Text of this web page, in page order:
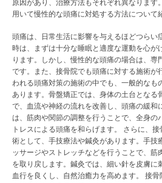
原因があり、治療方法もそれぞれ異なります
用いて慢性的な頭痛に対処する方法について
頭痛は、日常生活に影響を与えるほどつらい
時は、まずは十分な睡眠と適度な運動を心が
ります。しかし、慢性的な頭痛の場合は、専
です。また、接骨院でも頭痛に対する施術が
われる頭痛対策の施術の中でも、一般的なも
あります。骨盤矯正では、身体の土台となる
で、血流や神経の流れを改善し、頭痛の緩和
は、筋肉や関節の調整を行うことで、全身の
トレスによる頭痛を和らげます。 さらに、
術として、手技療法や鍼灸があります。手技
ッサージやストレッチなどを行うことで、筋
を取り戻します。鍼灸では、細い針を皮膚に
血行を良くし、自然治癒力を高めます。 接